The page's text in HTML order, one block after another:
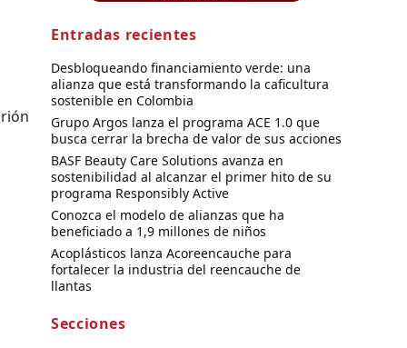
Entradas recientes
Desbloqueando financiamiento verde: una
alianza que está transformando la caficultura
sostenible en Colombia
Grupo Argos lanza el programa ACE 1.0 que
busca cerrar la brecha de valor de sus acciones
BASF Beauty Care Solutions avanza en
sostenibilidad al alcanzar el primer hito de su
programa Responsibly Active
Conozca el modelo de alianzas que ha
beneficiado a 1,9 millones de niños
Acoplásticos lanza Acoreencauche para
fortalecer la industria del reencauche de
llantas
Secciones